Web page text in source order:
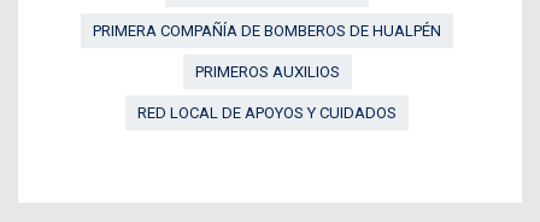
PRIMERA COMPAÑÍA DE BOMBEROS DE HUALPÉN
PRIMEROS AUXILIOS
RED LOCAL DE APOYOS Y CUIDADOS